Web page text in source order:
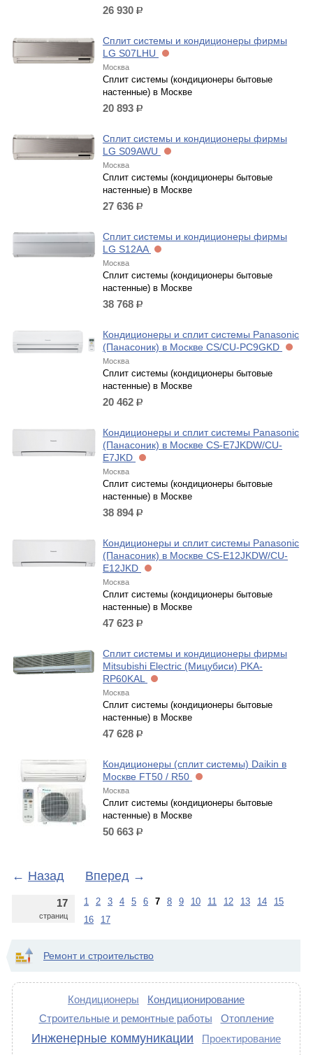
26 930 р.
Сплит системы и кондиционеры фирмы
LG S07LHU
Москва
Сплит системы (кондиционеры бытовые
настенные) в Москве
20 893 р.
Сплит системы и кондиционеры фирмы
LG S09AWU
Москва
Сплит системы (кондиционеры бытовые
настенные) в Москве
27 636 р.
Сплит системы и кондиционеры фирмы
LG S12AA
Москва
Сплит системы (кондиционеры бытовые
настенные) в Москве
38 768 р.
Кондиционеры и сплит системы Panasonic
(Панасоник) в Москве CS/CU-PC9GKD
Москва
Сплит системы (кондиционеры бытовые
настенные) в Москве
20 462 р.
Кондиционеры и сплит системы Panasonic
(Панасоник) в Москве CS-E7JKDW/CU-
E7JKD
Москва
Сплит системы (кондиционеры бытовые
настенные) в Москве
38 894р.
Кондиционеры и сплит системы Panasonic
(Панасоник) в Москве CS-E12JKDW/CU-
E12JKD
Москва
Сплит системы (кондиционеры бытовые
настенные) в Москве
47 623 р.
Сплит системы и кондиционеры фирмы
Mitsubishi Electric (Мицубиси) PKA-
RP60KAL
Москва
Сплит системы (кондиционеры бытовые
настенные) в Москве
47 628 р.
Кондиционеры (сплит системы) Daikin в
Москве FT50 / R50
Москва
Сплит системы (кондиционеры бытовые
настенные) в Москве
50 663 р.
← Назад Вперед →
17
страниц
1 2 3 4 5 6 7 8 9 10 11 12 13 14
15
16
17
Ремонт и строительство
Кондиционеры
Кондиционирование
Строительные и ремонтные работы
Отопление
Инженерные коммуникации
Проектирование